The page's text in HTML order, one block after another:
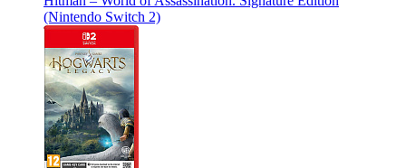
(Nintendo Switch 2)